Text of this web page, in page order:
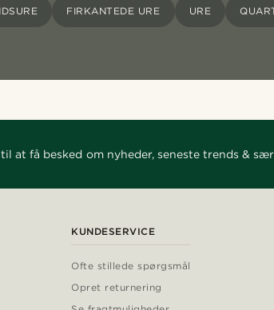
FIRKANTEDE URE URE
at få besked om nyheder, seneste trends &
KUNDESERVICE
Ofte stillede spørgsmål
Opret returnering